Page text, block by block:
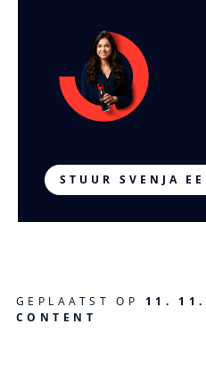
STUUR SVENJA
GEPLAATST OP 11. 11.
CONTENT